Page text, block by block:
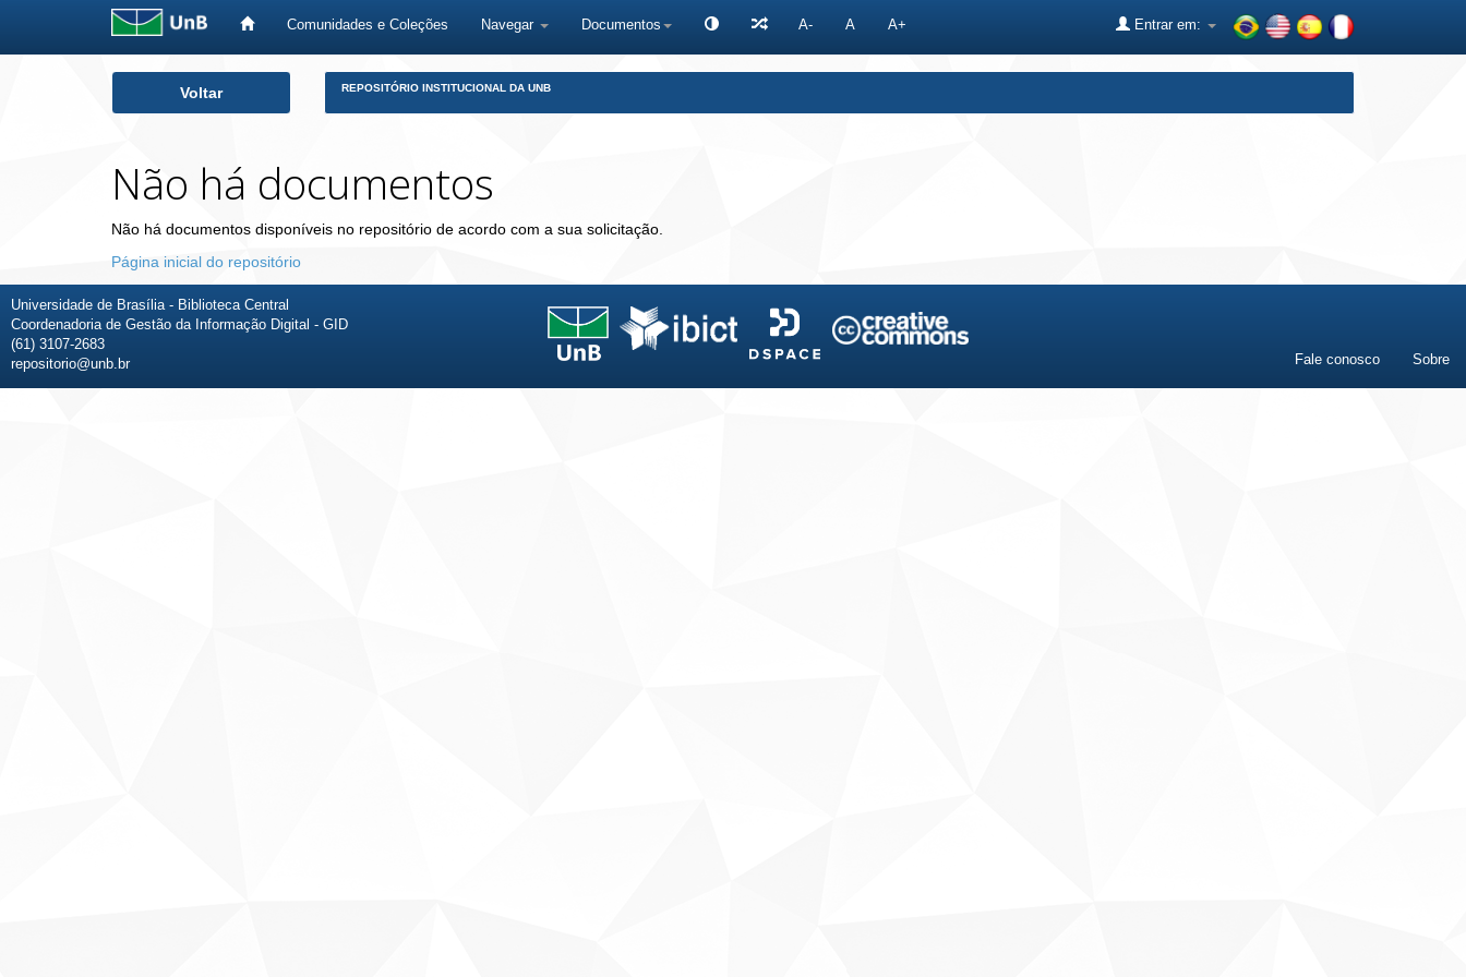
Comunidades e Coleções Navegar Documentos A- A A+ Entrar em:
Voltar REPOSITÓRIO INSTITUCIONAL DA UNB
Não há documentos
Não há documentos disponíveis no repositório de acordo com a sua solicitação.
Página inicial do repositório
Universidade de Brasília - Biblioteca Central
Coordenadoria de Gestão da Informação Digital - GID
(61) 3107-2683
repositorio@unb.br
Fale conosco Sobre